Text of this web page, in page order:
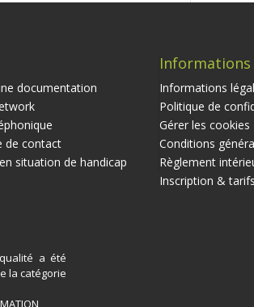
documentation
de contact
situation de handicap
Informations
Informations
Politique de
Gérer les cookies
Conditions
Règlement
Inscription & tarifs
a été
la catégorie